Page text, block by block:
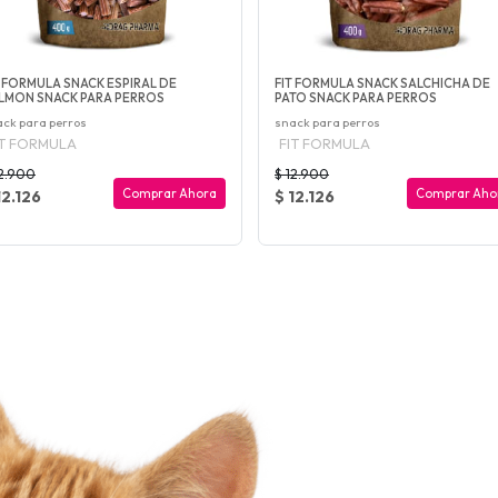
FORMULA SNACK ESPIRAL DE
SNACK PARA PERROS
para perros
FORMULA
Comprar Ahora
FIT FORMULA SNACK SALCHICHA DE
PATO SNACK PARA PERROS
snack para perros
FIT FORMULA
$ 12.900
$ 12.126 Comprar